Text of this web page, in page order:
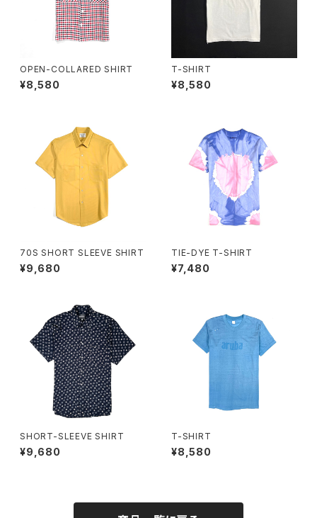
OPEN-COLLARED SHIRT
¥8,580
T-SHIRT
¥8,580
70S SHORT SLEEVE SHIRT
¥9,680
TIE-DYE T-SHIRT
¥7,480
SHORT-SLEEVE SHIRT
¥9,680
T-SHIRT
¥8,580